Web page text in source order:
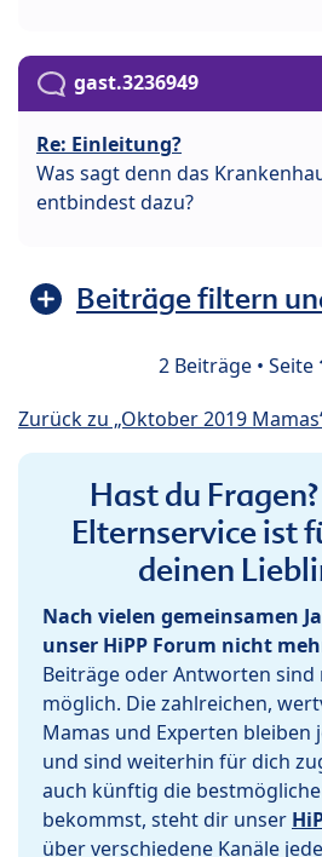
gast.3236949
Re: Einleitung?
Was sagt denn das
entbindest dazu?
Beiträge filtern
2 Beiträge • Seite
Zurück zu „Oktober 2019
Hast du
Elternservice ist
deinen
Nach vielen gemeinsamen
unser HiPP Forum nicht
Beiträge oder Antworten
möglich. Die zahlreichen,
Mamas und Experten bleiben
und sind weiterhin für dich
auch künftig die
bekommst, steht dir unser
über verschiedene Kanäle